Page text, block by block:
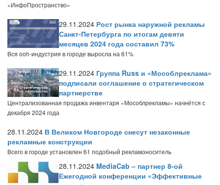
«ИнфоПространство»
29.11.2024 Рост рынка наружной рекламы
Санкт-Петербурга по итогам девяти
месяцев 2024 года составил 73%
Вся ooh-индустрия в городе выросла на 61%
29.11.2024 Группа Russ и «Мособлреклама»
подписали соглашение о стратегическом
партнерстве
Централизованная продажа инвентаря «Мособлрекламы» начнётся с
декабря 2024 года
28.11.2024 В Великом Новгороде снесут незаконные
рекламные конструкции
Всего в городе установлен 61 подобный рекламоноситель
28.11.2024 MediaCab – партнер 8-ой
Ежегодной конференции «Эффективные